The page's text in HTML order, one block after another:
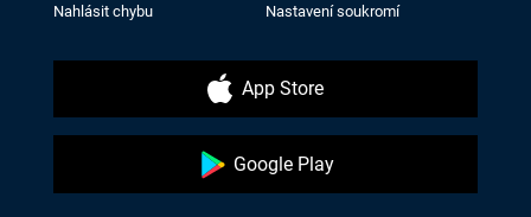
Nahlásit chybu Nastavení soukromí
App Store
Google Play